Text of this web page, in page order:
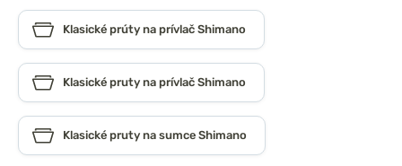
Klasické prúty na prívlač Shimano
Klasické pruty na prívlač Shimano
Klasické pruty na sumce Shimano